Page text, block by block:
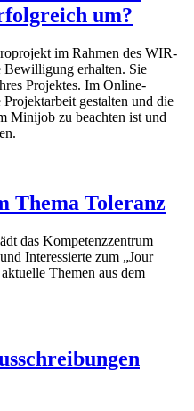
um?
im Rahmen des WIR-
Bewilligung erhalten. Sie
Projektes. Im Online-
gestalten und die
Minijob zu beachten ist und
Thema Toleranz
das Kompetenzzentrum
Interessierte zum „Jour
Themen aus dem